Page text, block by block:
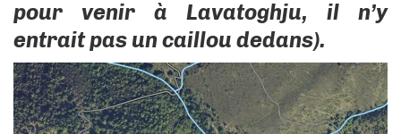
pour venir à Lavatoghju, il n’y
entrait pas un caillou dedans).